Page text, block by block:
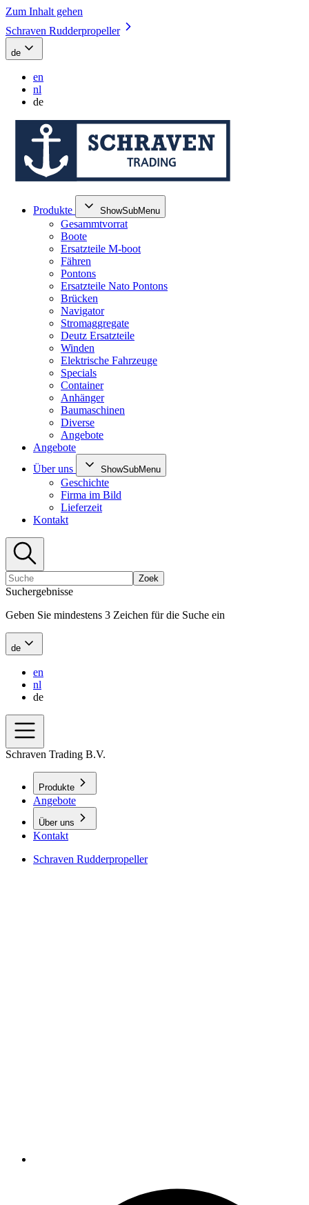
Zum Inhalt gehen
Schraven Rudderpropeller
de
en
nl
de
Produkte ShowSubMenu
Gesammtvorrat
Boote
Ersatzteile M-boot
Fähren
Pontons
Ersatzteile Nato Pontons
Brücken
Navigator
Stromaggregate
Deutz Ersatzteile
Winden
Elektrische Fahrzeuge
Specials
Container
Anhänger
Baumaschinen
Diverse
Angebote
Angebote
Über uns
ShowSubMenu
Geschichte
Firma im Bild
Lieferzeit
Kontakt
Zoek
Suchergebnisse
Geben Sie mindestens 3 Zeichen für die Suche ein
de
en
nl
de
Schraven Trading B.V.
Produkte
Angebote
Über uns
Kontakt
Schraven Rudderpropeller